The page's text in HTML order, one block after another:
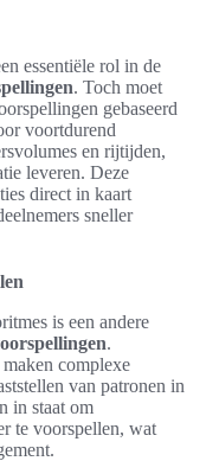
essentiële rol in de
. Toch moet
gebaseerd
voortdurend
en rijtijden,
leveren. Deze
direct in kaart
sneller
is een andere
.
complexe
van patronen in
in staat om
te voorspellen, wat